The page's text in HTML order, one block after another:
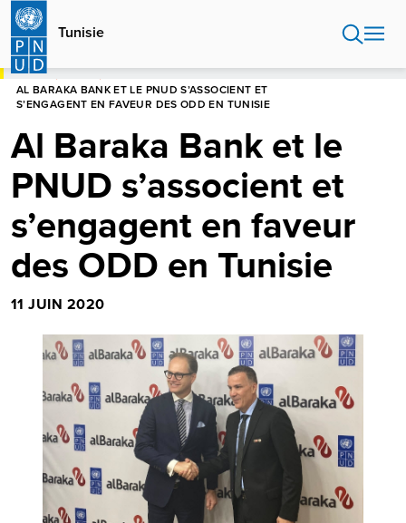
Aller
contenu
principal
Tunisie
HOME
AL BARAKA BANK ET LE PNUD S’ASSOCIENT ET
S’ENGAGENT EN FAVEUR DES ODD EN TUNISIE
Al Baraka Bank et le
PNUD s’associent et
s’engagent en faveur
des ODD en Tunisie
11 JUIN 2020